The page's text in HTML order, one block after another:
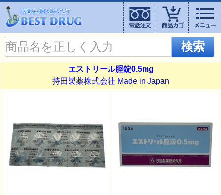
検索
エストリール腟錠0.5mg
持田製薬株式会社 Made in Japan